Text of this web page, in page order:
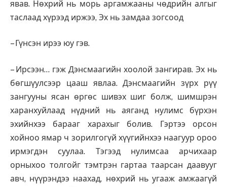
явав. Нөхрий нь морь аргамжааны чөдрийн алгыг
таслаад хүрээд иржээ, Эх нь замдаа зогсоод
– Гүнсэн ирээ юу гэв.
– Ирсээн… гэж Дэнсмаагийн хоолой зангирав. Эх нь
бөгшүулсээр цааш явлаа. Дэнсмаагийн зүрх рүү
зангууны ясан өргөс шивэх шиг болж, шимшрэн
харанхуйлаад нүдний нь аяганд нулимс бүрхэн
эхийнхээ барааг харахыг болив. Гэртээ орсон
хойноо ямар ч зорилгогүй хүүгийнхээ наагуур ороо
ирмэгдэн суулаа. Тэгээд нулимсаа арчихаар
орныхоо толгойг тэмтрэн гартаа таарсан даавууг
авч, нүүрэндээ наахад, нөхрий нь угааж амжаагүй